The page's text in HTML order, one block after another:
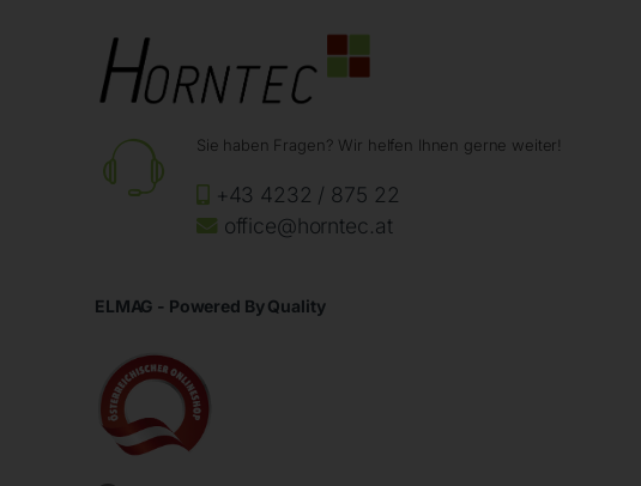
Sie haben Fragen? Wir helfen Ihnen gerne weiter!
+43 4232 / 875 22
office@horntec.at
ELMAG - Powered By Quality